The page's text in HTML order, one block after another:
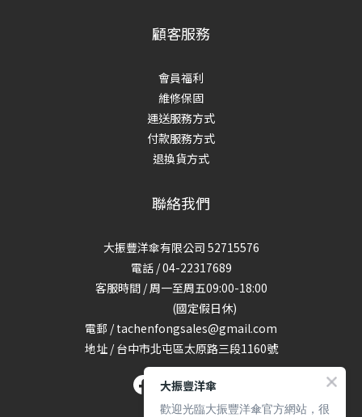
顧客服務
會員福利
維修保固
運送服務方式
付款服務方式
退換貨方式
聯絡我們
大振豐洋傘有限公司 52715576
電話 / 04-22317689
客服時間 / 周一至周五09:00-18:00
(國定假日休)
電郵 / tachenfongsales@gmail.com
地址 / 台中市北屯區太原路三段1160號
大振豐洋傘
歡迎光臨大振豐洋傘官方網站，很